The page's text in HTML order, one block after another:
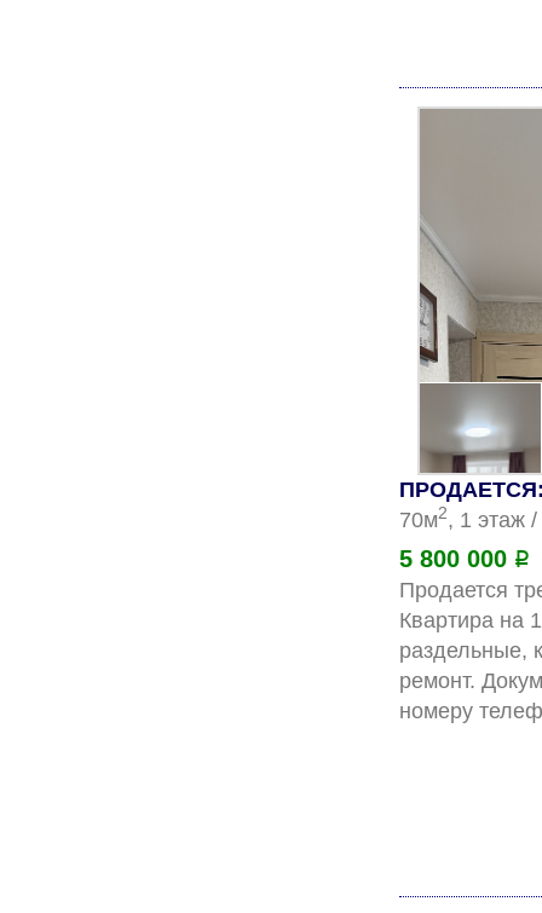
ПРОДАЕТСЯ:
70м2, 1 этаж
5 800 000 Р
Продается
Квартира на
раздельные,
ремонт.